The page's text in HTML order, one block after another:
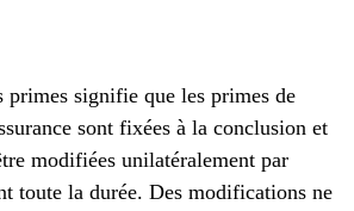
primes signifie que les primes de
sont fixées à la conclusion et
modifiées unilatéralement par
toute la durée. Des modifications ne